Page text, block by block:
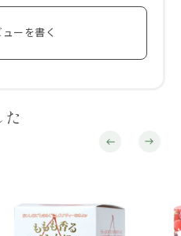
ューを書く